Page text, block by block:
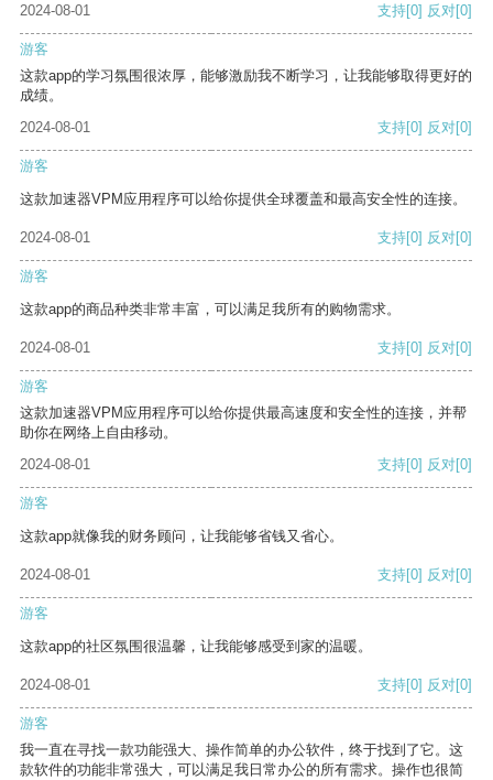
2024-08-01
支持[0] 反对[0]
游客
这款app的学习氛围很浓厚，能够激励我不断学习，让我能够取得更好的
成绩。
2024-08-01
支持[0] 反对[0]
游客
这款加速器VPM应用程序可以给你提供全球覆盖和最高安全性的连接。
2024-08-01 支持[0] 反对[0]
游客
这款app的商品种类非常丰富，可以满足我所有的购物需求。
2024-08-01 支持[0] 反对[0]
游客
这款加速器VPM应用程序可以给你提供最高速度和安全性的连接，并帮
助你在网络上自由移动。
2024-08-01
支持[0] 反对[0]
游客
这款app就像我的财务顾问，让我能够省钱又省心。
2024-08-01 支持[0] 反对[0]
游客
这款app的社区氛围很温馨，让我能够感受到家的温暖。
2024-08-01 支持[0] 反对[0]
游客
我一直在寻找一款功能强大、操作简单的办公软件，终于找到了它。这
款软件的功能非常强大，可以满足我日常办公的所有需求。操作也很简